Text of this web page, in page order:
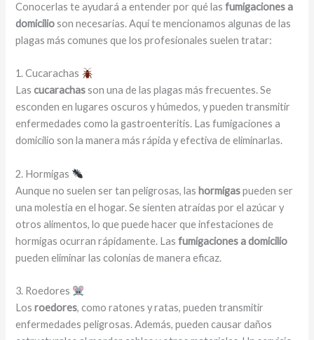
Conocerlas te ayudará a entender por qué lasfumigaciones a
domicilioson necesarias. Aquí te mencionamos algunas de las
plagas más comunes que los profesionales suelen tratar:
1. Cucarachas
Lascucarachasson una de las plagas más frecuentes. Se
esconden en lugares oscuros y húmedos, y pueden transmitir
enfermedades como la gastroenteritis. Las fumigaciones a
domicilio son la manera más rápida y efectiva de eliminarlas.
2. Hormigas
Aunque no suelen ser tan peligrosas, las hormigaspueden ser
una molestia en el hogar. Se sienten atraídas por el azúcar y
otros alimentos, lo que puede hacer que infestaciones de
hormigas ocurran rápidamente. Lasfumigaciones a domicilio
pueden eliminar las colonias de manera eficaz.
3. Roedores
Losroedores, como ratones y ratas, pueden transmitir
enfermedades peligrosas. Además, pueden causar daños